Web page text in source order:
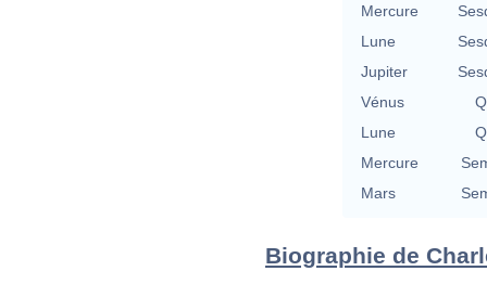
Mercure
Lune
Jupiter
Vénus
Lune
Mercure
Mars
Biographie de